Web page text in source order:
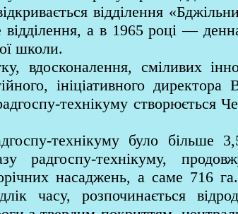
відділення
відділення, а в 1965 році —
школи.
вдосконалення, сміливих
ініціативного
технікуму створюється
технікуму було більше
радгоспу-технікуму,
насаджень, а саме 716
часу, розпочинається